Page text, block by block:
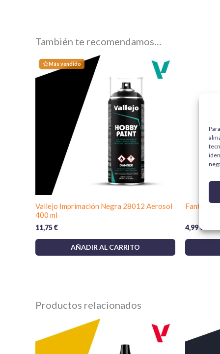
También te recomendamos…
Más vendido
Vallejo Imprimación Negra 28012 Aerosol
400 ml
11,75€
AÑADIR AL CARRITO
Fantasy
4,99€
Productos relacionados